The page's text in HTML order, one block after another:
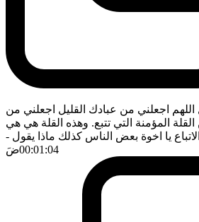
اللهم اجعلني من عبادك القليل اجعلني من
القلة المؤمنة التي تتبع. وهذه القلة هي هي
يا اخوة بعض الناس كذلك ماذا يقول -
00:01:04ضَ